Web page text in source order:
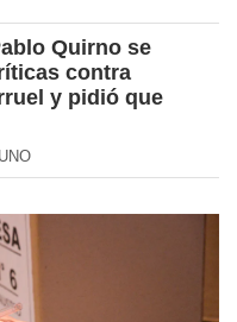
Quirno se
contra
y pidió que